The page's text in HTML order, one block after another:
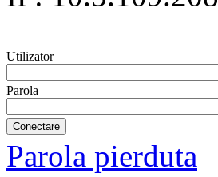
Utilizator
Parola
Parola pierduta